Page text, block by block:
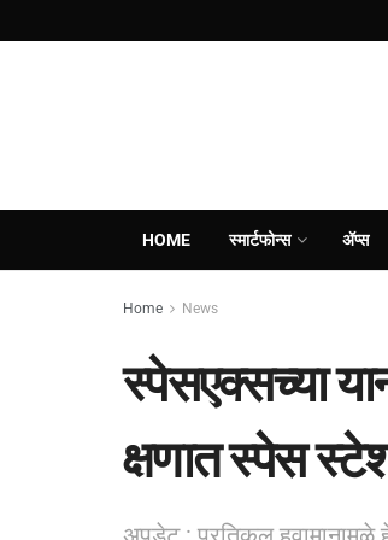
HOME स्मार्टफोन्स ॲप्स
Home News
स्पेसएक्सच्या
क्षणात स्पेस